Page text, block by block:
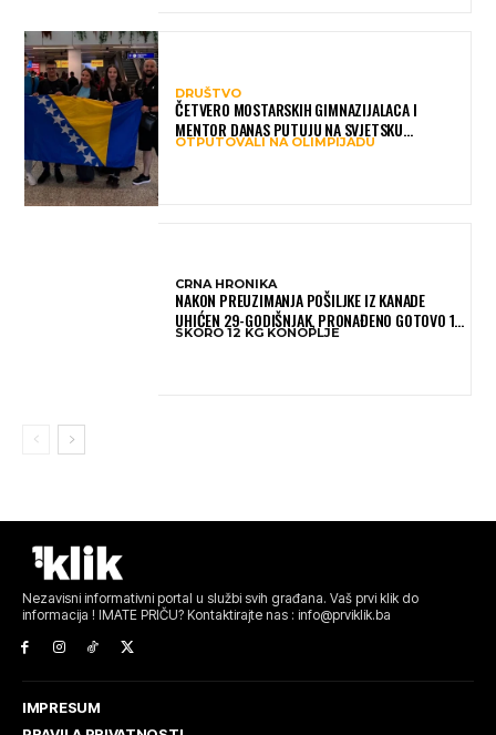
DRUŠTVO
ČETVERO MOSTARSKIH GIMNAZIJALACA I
MENTOR DANAS PUTUJU NA SVJETSKU
OLIMPIJADU IZ AI: PREDSTAVLJAT ĆE BIH MEĐU
OTPUTOVALI NA OLIMPIJADU
CRNA HRONIKA
NAKON PREUZIMANJA POŠILJKE IZ KANADE
UHIĆEN 29-GODIŠNJAK, PRONAĐENO GOTOVO 12
KILOGRAMA KONOPLJE
SKORO 12 KG KONOPLJE
Nezavisni informativni portal u službi svih građana. Vaš prvi klik do
informacija ! IMATE PRIČU? Kontaktirajte nas : info@prviklik.ba
IMPRESUM